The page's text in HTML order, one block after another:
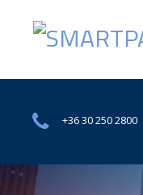
+36 30 250 2800